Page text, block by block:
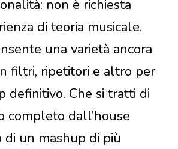
non è richiesta
di teoria musicale.
una varietà ancora
filtri, ripetitori e altro per
definitivo. Che si tratti di
completo dall’house
di un mashup di più